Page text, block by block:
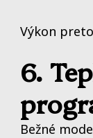
Výkon
6.
Bežné